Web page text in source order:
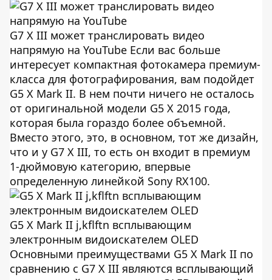
G7 X III может транслировать видео
напрямую на YouTube Если вас больше
интересует компактная фотокамера премиум-
класса для фотографирования, вам подойдет
G5 X Mark II. В нем почти ничего не осталось
от оригинальной модели G5 X 2015 года,
которая была гораздо более объемной.
Вместо этого, это, в основном, тот же дизайн,
что и у G7 X III, то есть он входит в премиум
1-дюймовую категорию, впервые
определенную линейкой Sony RX100.
G5 X Mark II j,kflftn всплывающим
электронным видоискателем OLED
Основными преимуществами G5 X Mark II по
сравнению с G7 X III являются всплывающий